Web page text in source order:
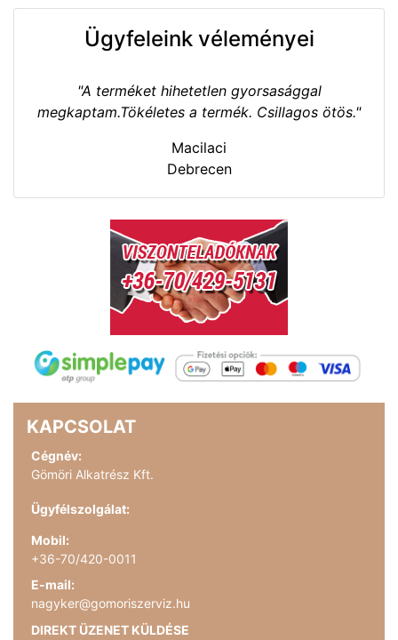
Ügyfeleink véleményei
"A terméket hihetetlen gyorsasággal
megkaptam.Tökéletes a termék. Csillagos ötös."
Macilaci
Debrecen
KAPCSOLAT
Cégnév:
Gömöri Alkatrész Kft.
Ügyfélszolgálat:
Mobil:
+36-70/420-0011
E-mail:
nagyker@gomoriszerviz.hu
DIREKT ÜZENET KÜLDÉSE